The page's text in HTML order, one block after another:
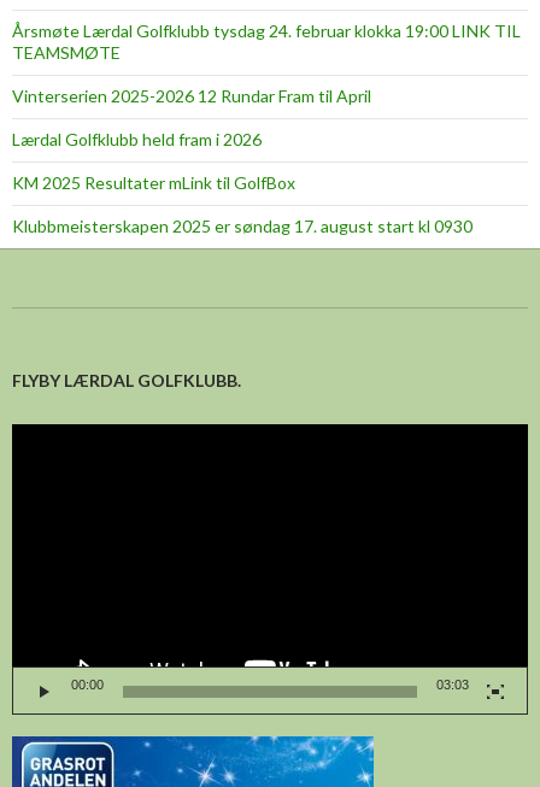
Årsmøte Lærdal Golfklubb tysdag 24. februar klokka 19:00 LINK TIL
TEAMSMØTE
Vinterserien 2025-2026 12 Rundar Fram til April
Lærdal Golfklubb held fram i 2026
KM 2025 Resultater mLink til GolfBox
Klubbmeisterskapen 2025 er søndag 17. august start kl 0930
FLYBY LÆRDAL GOLFKLUBB.
00:00 03:03